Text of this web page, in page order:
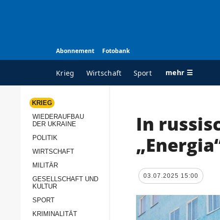
Abonnement Fotobank
Krieg Wirtschaft Sport mehr ☰
ALLE RUBRIKEN
Wiederaufbau der
Politik
Militär
KRIEG
WIEDERAUFBAU
DER UKRAINE
POLITIK
WIRTSCHAFT
MILITÄR
GESELLSCHAFT UND
KULTUR
SPORT
KRIMINALITÄT
In
03.07.2025 15:00